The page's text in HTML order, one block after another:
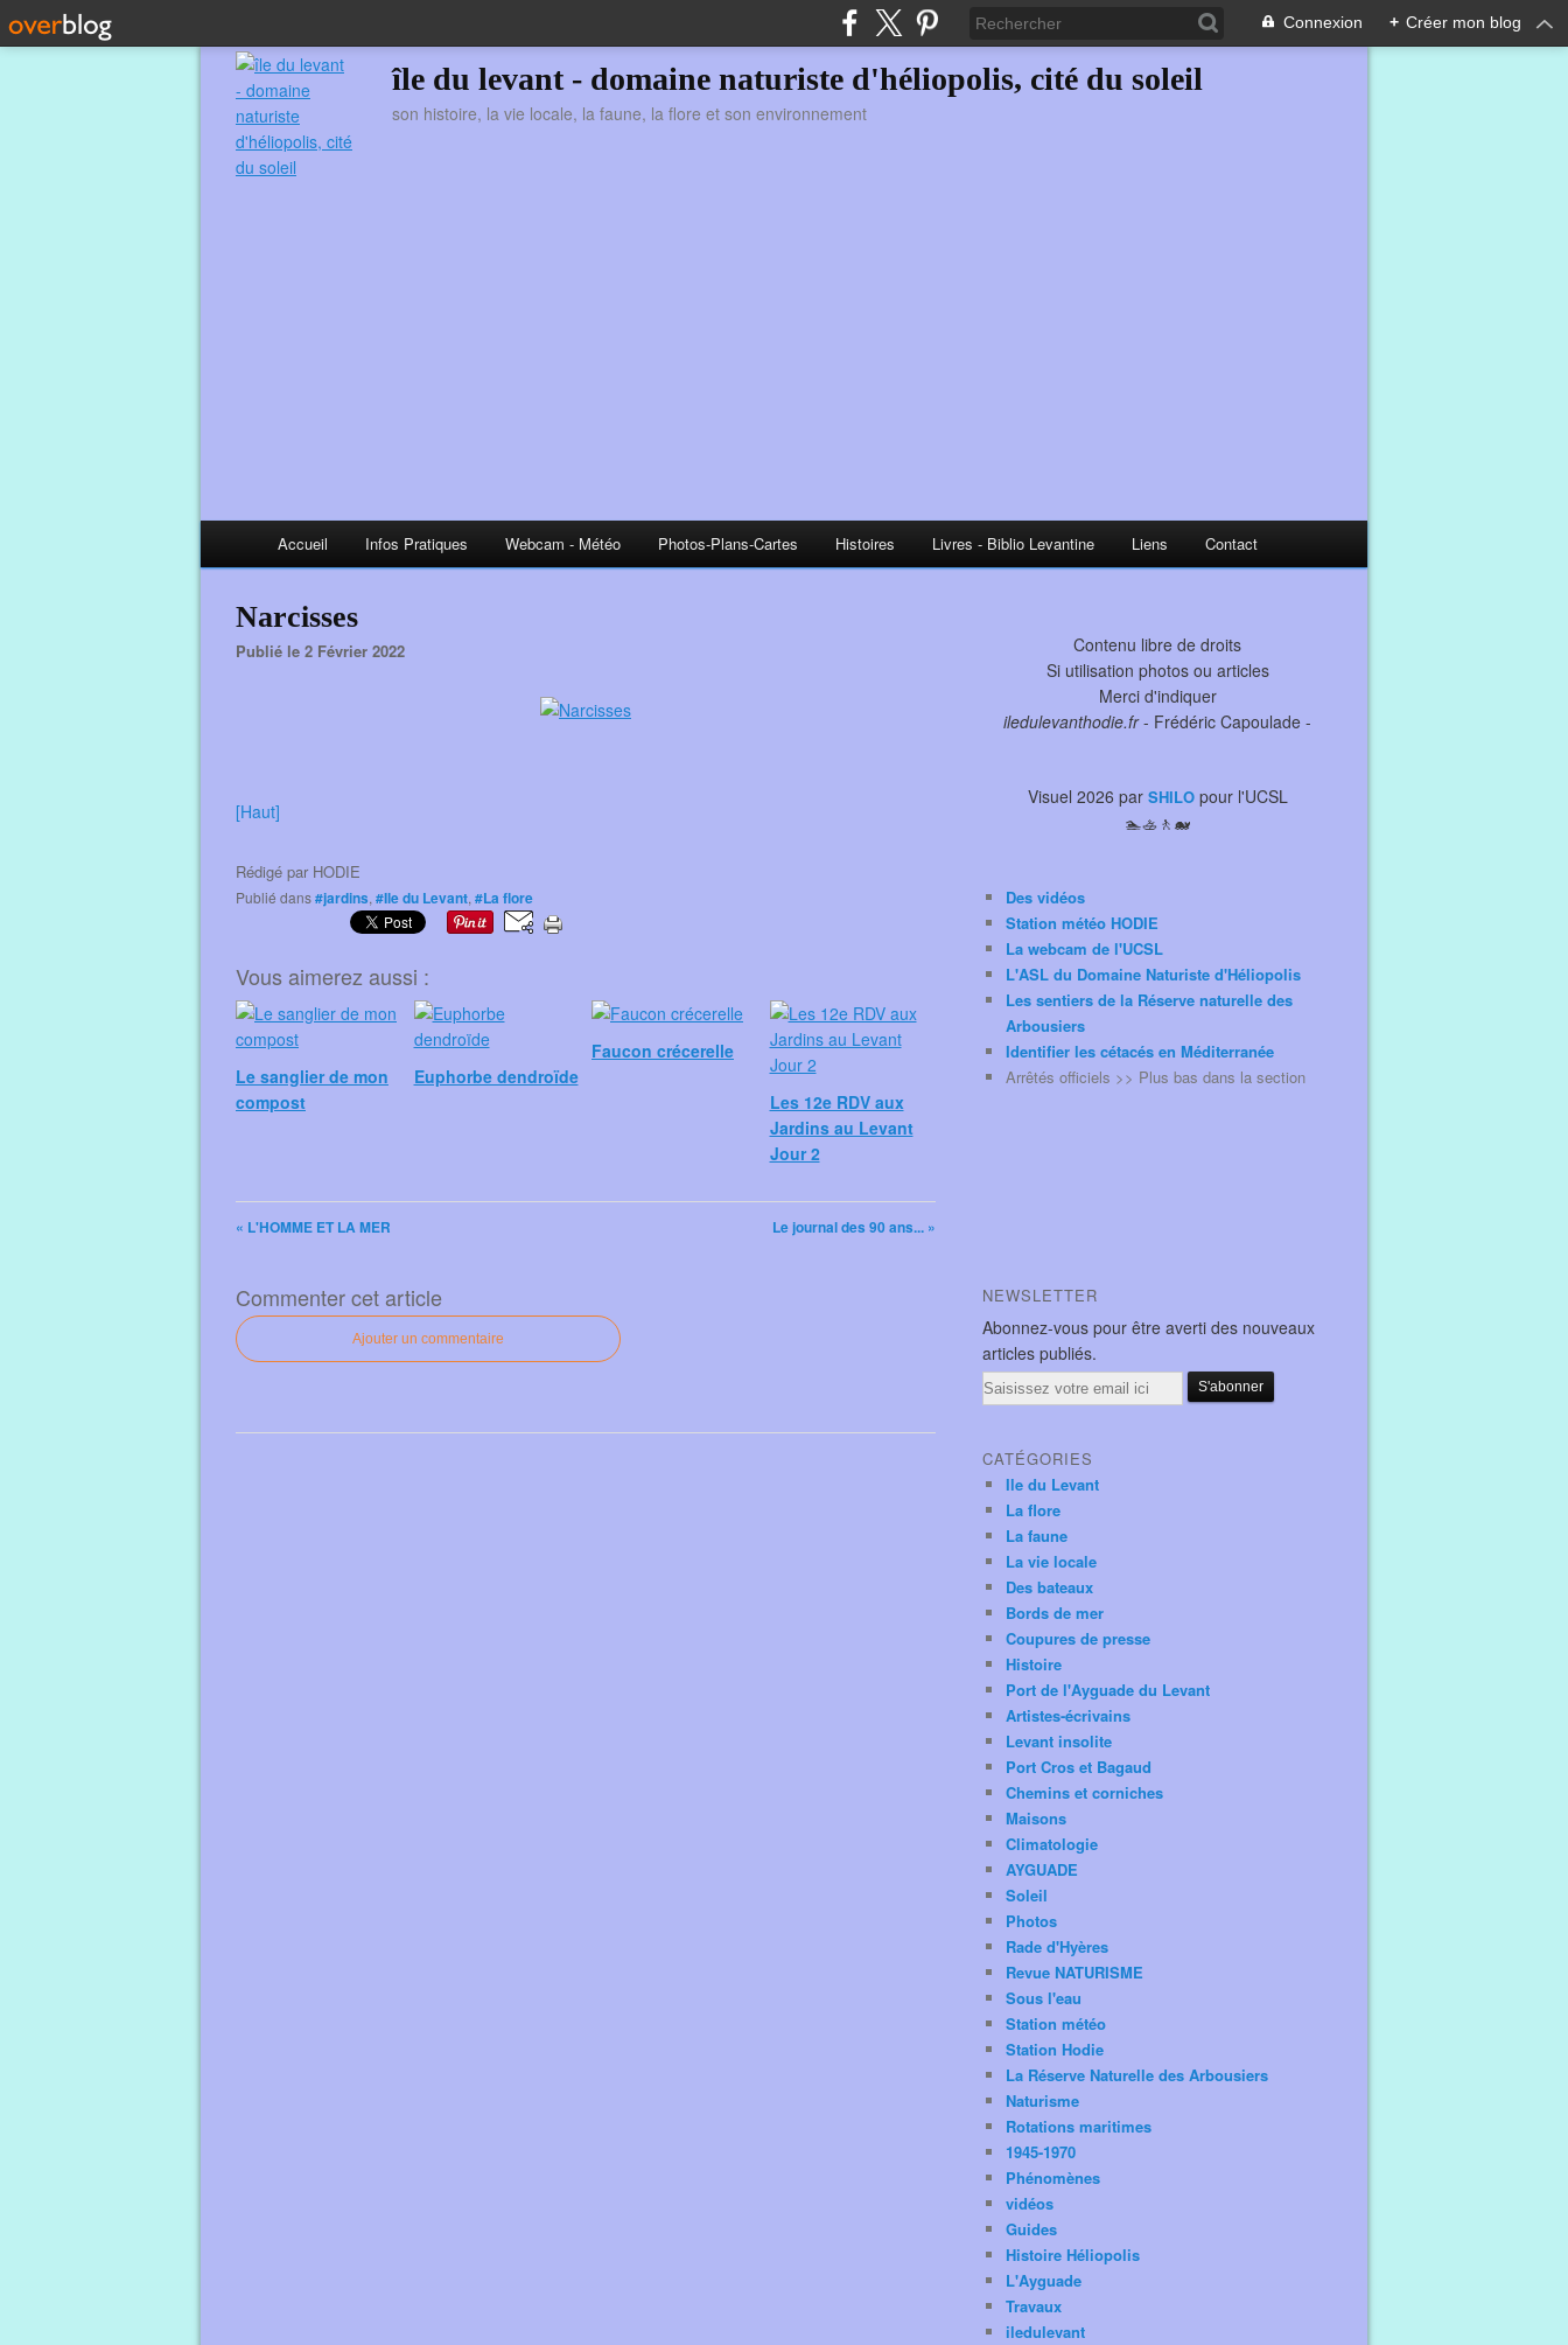
Connexion + Créer mon blog
île du levant - domaine naturiste d'héliopolis, cité du soleil
son histoire, la vie locale, la faune, la flore et son environnement
Accueil Infos Pratiques Webcam - Météo Photos-Plans-Cartes Histoires Livres - Biblio Levantine Liens Contact
Narcisses
Publié le 2 Février 2022
[Haut]
Rédigé par HODIE
Publié dans#jardins, #Ile du Levant, #La flore
Vous aimerez aussi :
Le sanglier de mon
compost
Euphorbe dendroïde
Faucon crécerelle
Les 12e RDV aux
Jardins au Levant
Jour 2
« L'HOMME ET LA MER Le journal des 90 ans... »
Commenter cet article
Ajouter un commentaire
Contenu libre de droits
Si utilisation photos ou articles
Merci d'indiquer
iledulevanthodie.fr- Frédéric Capoulade -
Visuel 2026 par SHILOpour l'UCSL
🏊🚣🚶🐋
Des vidéos
Station météo HODIE
La webcam de l'UCSL
L'ASL du Domaine Naturiste d'Héliopolis
Les sentiers de la Réserve naturelle des
Arbousiers
Identifier les cétacés en Méditerranée
Arrêtés officiels >> Plus bas dans la section
NEWSLETTER
Abonnez-vous pour être averti des nouveaux
articles publiés.
Email
CATÉGORIES
Ile du Levant
La flore
La faune
La vie locale
Des bateaux
Bords de mer
Coupures de presse
Histoire
Port de l'Ayguade du Levant
Artistes-écrivains
Levant insolite
Port Cros et Bagaud
Chemins et corniches
Maisons
Climatologie
AYGUADE
Soleil
Photos
Rade d'Hyères
Revue NATURISME
Sous l'eau
Station météo
Station Hodie
La Réserve Naturelle des Arbousiers
Naturisme
Rotations maritimes
1945-1970
Phénomènes
vidéos
Guides
Histoire Héliopolis
L'Ayguade
Travaux
iledulevant